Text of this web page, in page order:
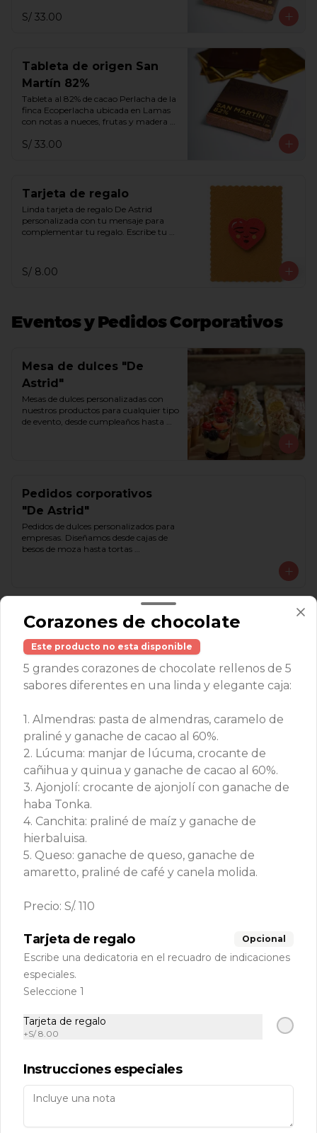
S/ 33.00
Tableta de origen San
Martín 82%
Tableta al 82% de cacao Perlacha de la
finca Ecoperlacha ubicada en Lamas
con notas a nueces, frutas y madera
S/ 33.00
Tarjeta de regalo
Linda tarjeta de regalo De Astrid
personalizada con tu mensaje para
complementar tu regalo. Escribe tu
S/ 8.00
Eventos y Pedidos Corporativos
Mesa de dulces "De
Astrid"
Mesas de dulces personalizadas con
nuestros productos para cualquier tipo
de evento, desde cumpleaños hasta
Comunícate con nosotros a través del
teléfono de contacto para crear una
propuesta basada en tus necesidades.
Pedidos corporativos
"De Astrid"
Pedidos de dulces personalizados para
empresas. Diseñamos desde cajas de
besos de moza hasta tortas
través del teléfono de contacto para
crear una propuesta basada en tus
requerimientos y presupuesto.
Conócenos
Av. Paz Soldán 290, San Isidro, Lima 27 - Perú
+51 959844946
Zona delivery
RUC: 20509076945 Razón Social: Cinco Millas S.A.C
Políticas de Reparto a Domicilio
Política de privacidad
Redes sociales
Instagram
Pedir
Política de Cookies
Haga clic en Aceptar para permitir que Justo use
cookies a fin de personalizar este sitio, publicar
Corazones de chocolate
Este producto no esta disponible
5 grandes corazones de chocolate rellenos de 5
sabores diferentes en una linda y elegante caja:
1. Almendras: pasta de almendras, caramelo de
praliné y ganache de cacao al 60%.
2. Lúcuma: manjar de lúcuma, crocante de
cañihua y quinua y ganache de cacao al 60%.
3. Ajonjolí: crocante de ajonjolí con ganache de
haba Tonka.
4. Canchita: praliné de maíz y ganache de
hierbaluisa.
5. Queso: ganache de queso, ganache de
amaretto, praliné de café y canela molida.
Precio: S/. 110
Tarjeta de regalo Opcional
Escribe una dedicatoria en el recuadro de indicaciones
especiales.
Seleccione 1
Tarjeta de regalo
+S/ 8.00
Instrucciones especiales